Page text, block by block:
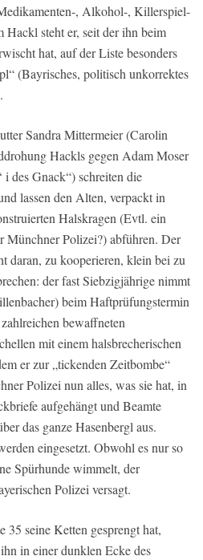
, Alkohol-, Killerspiel-
steht er, seit der ihn beim
hat, auf der Liste besonders
(Bayrisches, politisch unkorrektes
Sandra Mittermeier (Carolin
Hackls gegen Adam Moser
i des Gnack“) schreiten die
lassen den Alten, verpackt in
Halskragen (Evtl. ein
Münchner Polizei?) abführen. Der
daran, zu kooperieren, klein bei zu
der fast Siebzigjährige nimmt
beim Haftprüfungstermin
bewaffneten
mit einem halsbrecherischen
er zur „tickenden Zeitbombe“
Polizei nun alles, was sie hat, in
aufgehängt und Beamte
das ganze Hasenbergl aus.
eingesetzt. Obwohl es nur so
Spürhunde wimmelt, der
Polizei versagt.
seine Ketten gesprengt hat,
in einer dunklen Ecke des